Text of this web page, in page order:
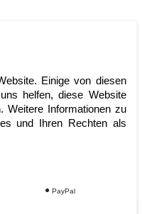
Einige von diesen
helfen, diese Website
Weitere Informationen zu
und Ihren Rechten als
PayPal